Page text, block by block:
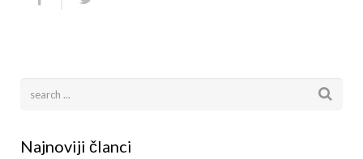
Video 2015
Galerija 2014
Najnoviji članci